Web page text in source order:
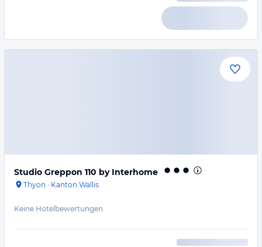
Studio Greppon 110 by Interhome
Thyon · Kanton Wallis
Keine Hotelbewertungen